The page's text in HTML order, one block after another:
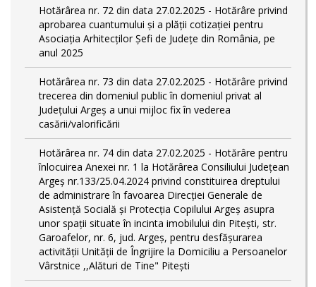
Hotărârea nr. 72 din data 27.02.2025 - Hotărâre privind
aprobarea cuantumului și a plății cotizației pentru
Asociația Arhitecților Șefi de Județe din România, pe
anul 2025
Hotărârea nr. 73 din data 27.02.2025 - Hotărâre privind
trecerea din domeniul public în domeniul privat al
Județului Argeș a unui mijloc fix în vederea
casării/valorificării
Hotărârea nr. 74 din data 27.02.2025 - Hotărâre pentru
înlocuirea Anexei nr. 1 la Hotărârea Consiliului Județean
Argeș nr.133/25.04.2024 privind constituirea dreptului
de administrare în favoarea Direcției Generale de
Asistență Socială și Protecția Copilului Argeș asupra
unor spații situate în incinta imobilului din Pitești, str.
Garoafelor, nr. 6, jud. Argeș, pentru desfășurarea
activității Unității de Îngrijire la Domiciliu a Persoanelor
Vârstnice ,,Alături de Tine" Pitești